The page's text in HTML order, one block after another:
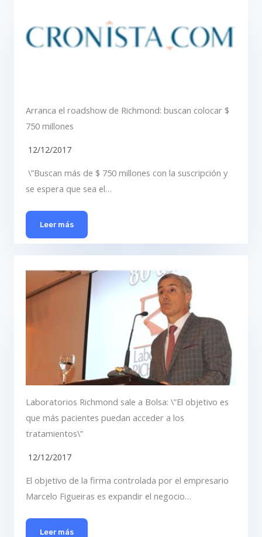
Arranca el roadshow de Richmond: buscan colocar $
750 millones
12/12/2017
\”Buscan más de $ 750 millones con la suscripción y
se espera que sea el…
Leer más
Laboratorios Richmond sale a Bolsa: \”El objetivo es
que más pacientes puedan acceder a los
tratamientos\”
12/12/2017
El objetivo de la firma controlada por el empresario
Marcelo Figueiras es expandir el negocio…
Leer más